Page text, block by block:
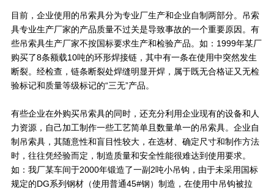
目前，企业使用的吊索具分为专业厂生产和企业自制两部分。吊索
具专业生产厂家的产品质量不过关是导致事故的一个重要原因。有
些吊索具生产厂家不按国标要求生产和检验产品。如：1999年某厂
购买了8条额载10吨的环形焊接链，其中有一条在使用中突然发生
断裂。经检查，链条断裂处焊缝明显开焊，属于既无合格证又无检
验标记和质量等级标记的“三无”产品。
有些企业在外购买吊索具的同时，还充分利用企业现有的设备和人
力资源，自己加工制作一些工艺简单且数量单一的吊索具。企业自
制吊索具，其随意性和盲目性较大，在选材、确定尺寸和制作方法
时，往往凭经验而定，制造质量和安全性能很难达到使用要求。
如：我厂某车间于2000年锻造了一副2吨小吊钩，由于未采用国标
规定的DG系列钢材（使用普通45#钢）制造，在使用中吊钩被拉